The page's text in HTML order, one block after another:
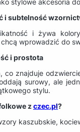
i subtelność
i żywa
wprowadzić do
i prostota
co znajduje
surowy, ale
stylu.
zczec.pl?
kaszubskie,